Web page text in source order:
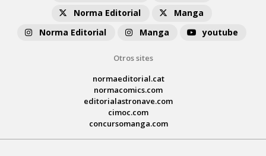
Norma Editorial
Manga
Norma Editorial
Manga youtube
Otros sites
normaeditorial.cat
normacomics.com
editorialastronave.com
cimoc.com
concursomanga.com